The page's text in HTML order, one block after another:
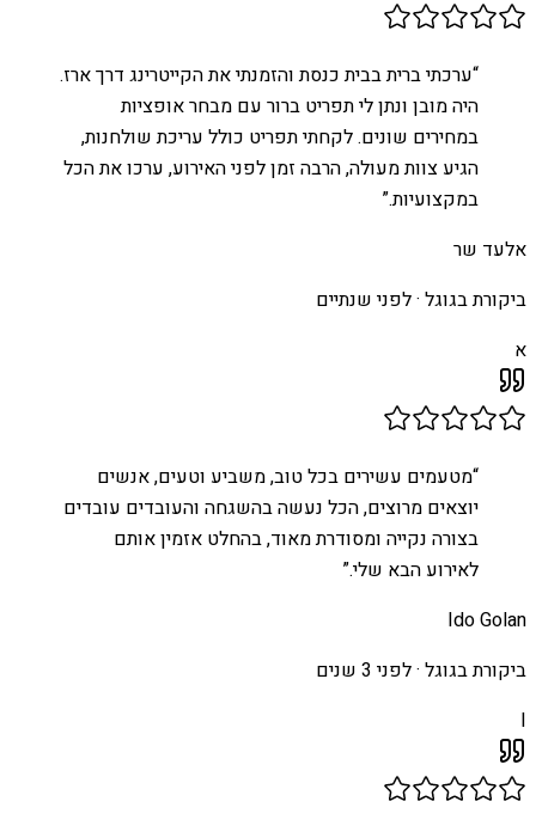
“ערכתי ברית בבית כנסת והזמנתי את הקייטרינג דרך ארז.
היה מובן ונתן לי תפריט ברור עם מבחר אופציות
במחירים שונים. לקחתי תפריט כולל עריכת שולחנות,
הגיע צוות מעולה, הרבה זמן לפני האירוע, ערכו את הכל
במקצועיות.”
אלעד שר
ביקורת בגוגל ·לפני שנתיים
א
“מטעמים עשירים בכל טוב, משביע וטעים, אנשים
יוצאים מרוצים, הכל נעשה בהשגחה והעובדים עובדים
בצורה נקייה ומסודרת מאוד, בהחלט אזמין אותם
לאירוע הבא שלי.”
Ido Golan
ביקורת בגוגל ·לפני 3 שנים
I